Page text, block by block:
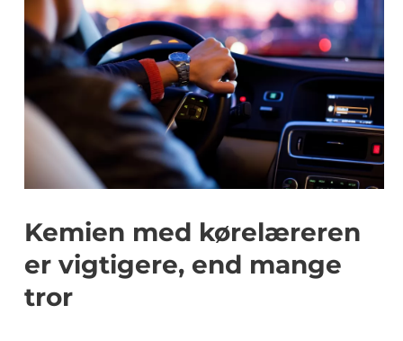
Kemien med kørelæreren
er vigtigere, end mange
tror